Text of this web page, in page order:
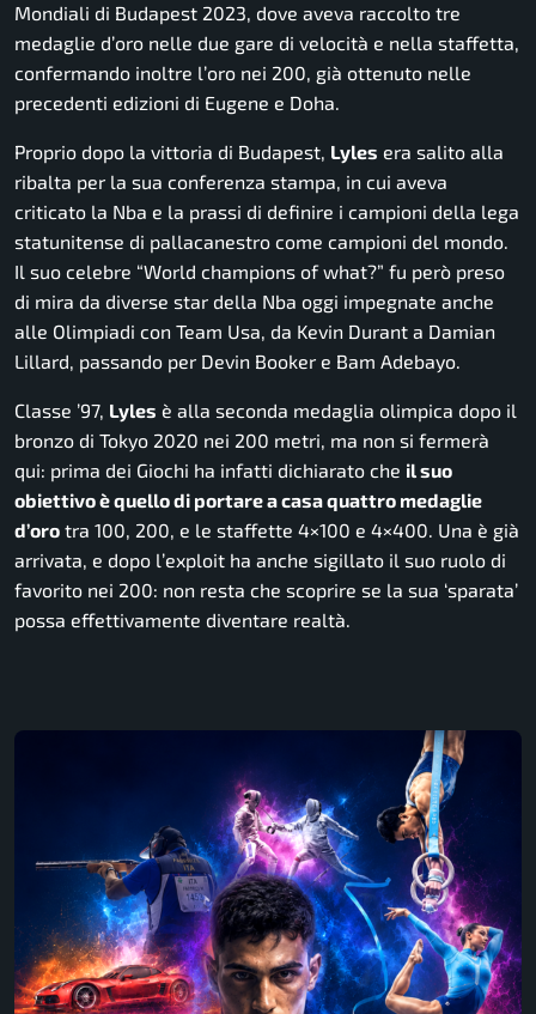
Mondiali di Budapest 2023, dove aveva raccolto tre
medaglie d’oro nelle due gare di velocità e nella staffetta,
confermando inoltre l’oro nei 200, già ottenuto nelle
precedenti edizioni di Eugene e Doha.
Proprio dopo la vittoria di Budapest, Lyles era salito alla
ribalta per la sua conferenza stampa, in cui aveva
criticato la Nba e la prassi di definire i campioni della lega
statunitense di pallacanestro come campioni del mondo.
Il suo celebre “World champions of what?” fu però preso
di mira da diverse star della Nba oggi impegnate anche
alle Olimpiadi con Team Usa, da Kevin Durant a Damian
Lillard, passando per Devin Booker e Bam Adebayo.
Classe ’97, Lyles è alla seconda medaglia olimpica dopo il
bronzo di Tokyo 2020 nei 200 metri, ma non si fermerà
qui: prima dei Giochi ha infatti dichiarato che il suo
obiettivo è quello di portare a casa quattro medaglie
d’oro tra 100, 200, e le staffette 4×100 e 4×400. Una è già
arrivata, e dopo l’exploit ha anche sigillato il suo ruolo di
favorito nei 200: non resta che scoprire se la sua ‘sparata’
possa effettivamente diventare realtà.